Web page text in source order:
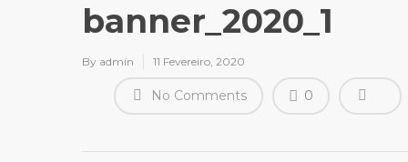
banner_2020_1
By admin 11 Fevereiro, 2020
No Comments 0